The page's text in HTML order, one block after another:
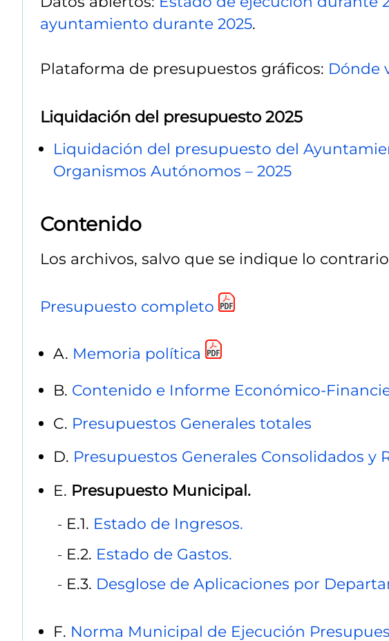
ayuntamiento durante 2025.
Plataforma de presupuestos gráficos: Dónde
Liquidación del presupuesto 2025
Liquidación del presupuesto del
Organismos Autónomos – 2025
Contenido
Los archivos, salvo que se indique lo
Presupuesto completo
A. Memoria política
B. Contenido e Informe Económico-
C. Presupuestos Generales totales
D. Presupuestos Generales Consolidados y
E. Presupuesto Municipal.
E.1. Estado de Ingresos.
E.2. Estado de Gastos.
E.3. Desglose de Aplicaciones por
F. Norma Municipal de Ejecución